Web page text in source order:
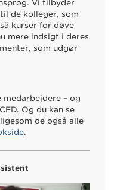
Vi tilbyder
til de kolleger, som
kurser for døve
mere indsigt i deres
som udgør
medarbejdere – og
Og du kan se
de også alle
.